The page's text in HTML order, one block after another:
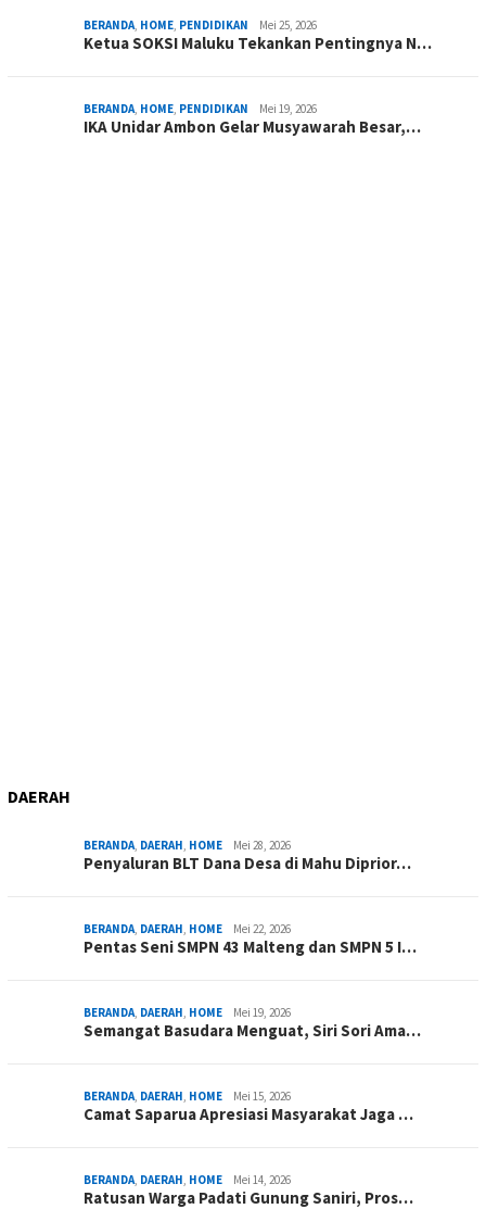
BERANDA, HOME, PENDIDIKAN Mei 25, 2026
Ketua SOKSI Maluku Tekankan Pentingnya N…
BERANDA, HOME, PENDIDIKAN Mei 19, 2026
IKA Unidar Ambon Gelar Musyawarah Besar,…
DAERAH
BERANDA, DAERAH, HOME Mei 28, 2026
Penyaluran BLT Dana Desa di Mahu Diprior…
BERANDA, DAERAH, HOME Mei 22, 2026
Pentas Seni SMPN 43 Malteng dan SMPN 5 I…
BERANDA, DAERAH, HOME Mei 19, 2026
Semangat Basudara Menguat, Siri Sori Ama…
BERANDA, DAERAH, HOME Mei 15, 2026
Camat Saparua Apresiasi Masyarakat Jaga …
BERANDA, DAERAH, HOME Mei 14, 2026
Ratusan Warga Padati Gunung Saniri, Pros…